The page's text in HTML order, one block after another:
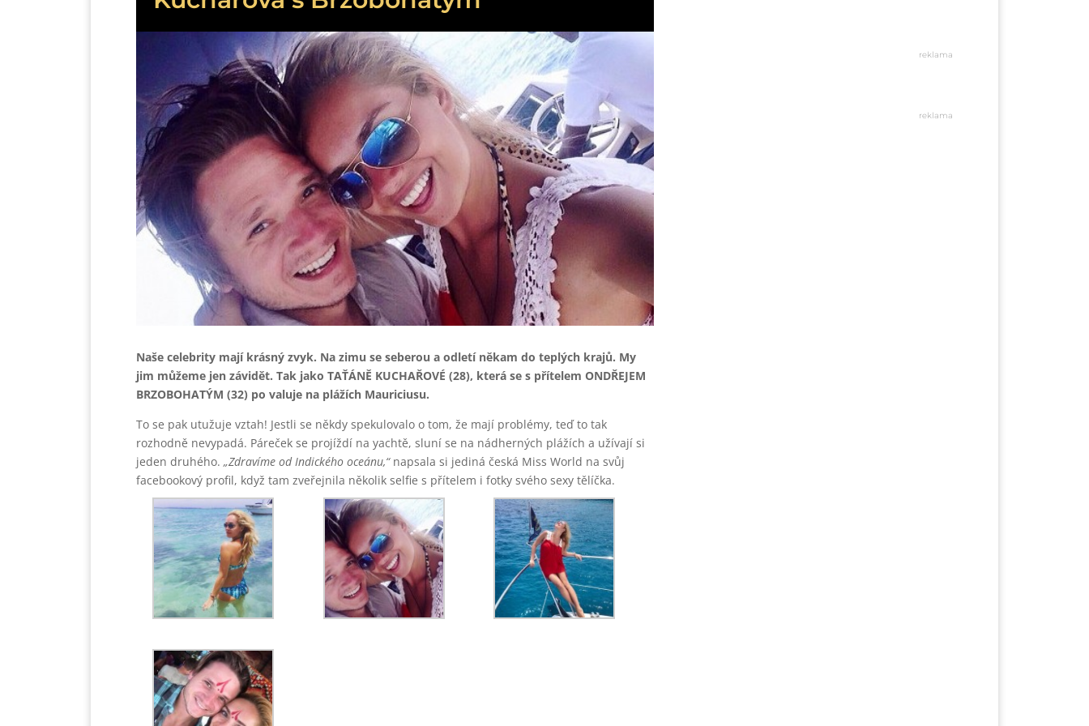
Naše celebrity mají krásný zvyk. Na zimu se seberou a odletí někam do teplých krajů. My
jim můžeme jen závidět. Tak jako TAŤÁNĚ KUCHAŘOVÉ (28), která se s přítelem ONDŘEJEM
BRZOBOHATÝM (32) po valuje na plážích Mauriciusu.
To se pak utužuje vztah! Jestli se někdy spekulovalo o tom, že mají problémy, teď to tak
rozhodně nevypadá. Páreček se projíždí na yachtě, sluní se na nádherných plážích a užívají si
jeden druhého. „Zdravíme od Indického oceánu,“napsala si jediná česká Miss World na svůj
facebookový profil, když tam zveřejnila několik selfie s přítelem i fotky svého sexy tělíčka.
reklama
reklama